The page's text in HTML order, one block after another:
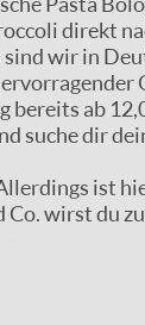
direkt
wir in
bereits ab
suche dir
ist
wirst du